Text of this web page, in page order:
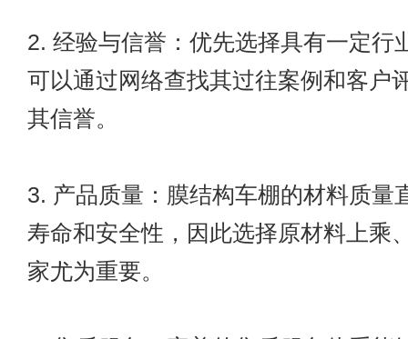
2. 经验与信誉：优先选择具有一定行
可以通过网络查找其过往案例和客户
其信誉。
3. 产品质量：膜结构车棚的材料质量
寿命和安全性，因此选择原材料上乘
家尤为重要。